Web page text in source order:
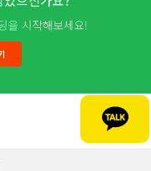
을 시작해보세요!